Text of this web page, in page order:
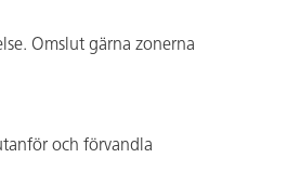
Omslut gärna zonerna
och förvandla